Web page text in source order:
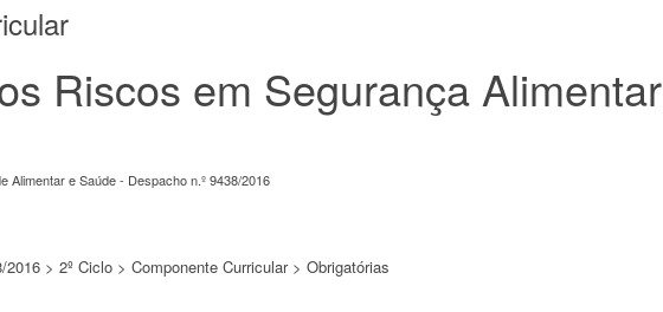
Riscos em Segurança Alimentar
Alimentar e Saúde - Despacho n.º 9438/2016
> 2º Ciclo > Componente Curricular > Obrigatórias